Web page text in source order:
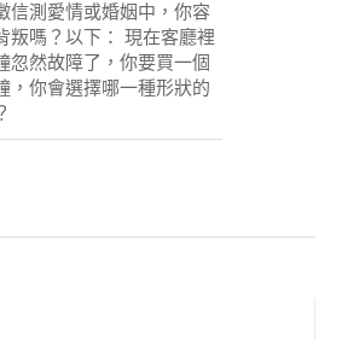
信測愛情或婚姻中，你容
叛嗎？以下： 現在客廳裡
忽然故障了，你要買一個
，你會選擇哪一種形狀的